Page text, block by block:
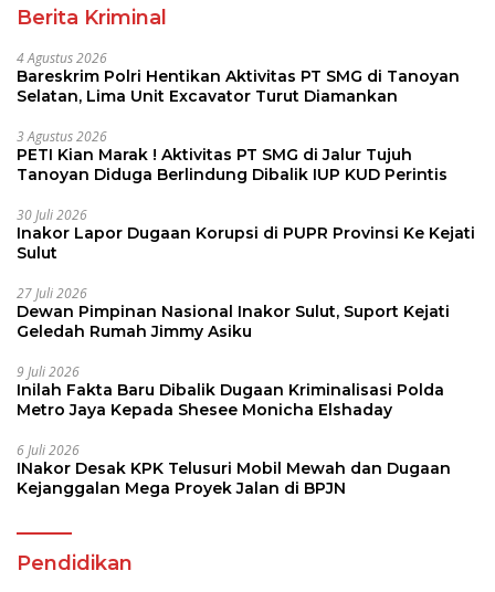
Berita Kriminal
4 Agustus 2026
Bareskrim Polri Hentikan Aktivitas PT SMG di Tanoyan
Selatan, Lima Unit Excavator Turut Diamankan
3 Agustus 2026
PETI Kian Marak ! Aktivitas PT SMG di Jalur Tujuh
Tanoyan Diduga Berlindung Dibalik IUP KUD Perintis
30 Juli 2026
Inakor Lapor Dugaan Korupsi di PUPR Provinsi Ke Kejati
Sulut
27 Juli 2026
Dewan Pimpinan Nasional Inakor Sulut, Suport Kejati
Geledah Rumah Jimmy Asiku
9 Juli 2026
Inilah Fakta Baru Dibalik Dugaan Kriminalisasi Polda
Metro Jaya Kepada Shesee Monicha Elshaday
6 Juli 2026
INakor Desak KPK Telusuri Mobil Mewah dan Dugaan
Kejanggalan Mega Proyek Jalan di BPJN
Pendidikan